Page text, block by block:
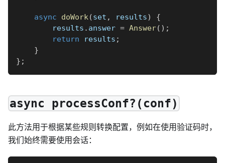
async doWork(set , results)
{
        results
. answer = Answer( ) ;
return results ;
}
} ;
async processConf?(conf)
此方法用于根据某些规则转换配置，例如在使用验证码时，
我们始终需要使用会话：